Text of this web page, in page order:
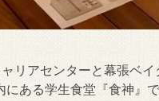
リアセンターと幕張ベ
ある学生食堂『食神』